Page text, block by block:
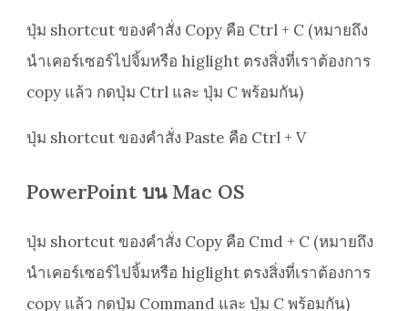
ปุ่ม shortcut ของคำสั่ง Copy คือ Ctrl + C (หมายถึง
นำเคอร์เซอร์ไปจิ้มหรือ higlight ตรงสิ่งที่เราต้องการ
copy แล้ว กดปุ่ม Ctrl และ ปุ่ม C พร้อมกัน)
ปุ่ม shortcut ของคำสั่ง Paste คือ Ctrl + V
PowerPoint บน Mac OS
ปุ่ม shortcut ของคำสั่ง Copy คือ Cmd + C (หมายถึง
นำเคอร์เซอร์ไปจิ้มหรือ higlight ตรงสิ่งที่เราต้องการ
copy แล้ว กดปุ่ม Command และ ปุ่ม C พร้อมกัน)